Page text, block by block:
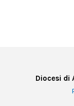
Diocesi di